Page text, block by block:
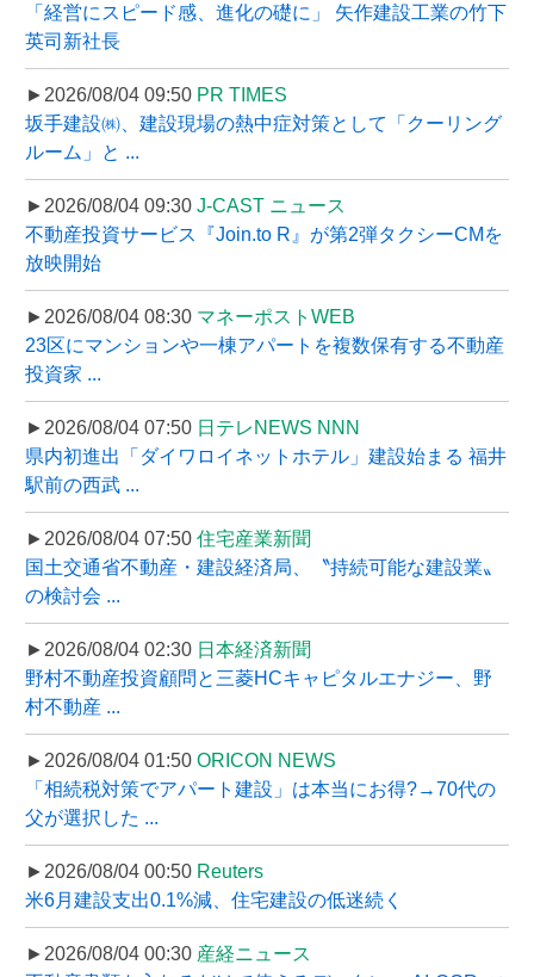
「経営にスピード感、進化の礎に」 矢作建設工業の竹下
英司新社長
►2026/08/04 09:50 PR TIMES
坂手建設㈱、建設現場の熱中症対策として「クーリング
ルーム」と ...
►2026/08/04 09:30 J-CAST ニュース
不動産投資サービス『Join.to R』が第2弾タクシーCMを
放映開始
►2026/08/04 08:30 マネーポストWEB
23区にマンションや一棟アパートを複数保有する不動産
投資家 ...
►2026/08/04 07:50 日テレNEWS NNN
県内初進出「ダイワロイネットホテル」建設始まる 福井
駅前の西武 ...
►2026/08/04 07:50 住宅産業新聞
国土交通省不動産・建設経済局、〝持続可能な建設業〟
の検討会 ...
►2026/08/04 02:30 日本経済新聞
野村不動産投資顧問と三菱HCキャピタルエナジー、野
村不動産 ...
►2026/08/04 01:50 ORICON NEWS
「相続税対策でアパート建設」は本当にお得?→70代の
父が選択した ...
►2026/08/04 00:50 Reuters
米6月建設支出0.1%減、住宅建設の低迷続く
►2026/08/04 00:30 産経ニュース